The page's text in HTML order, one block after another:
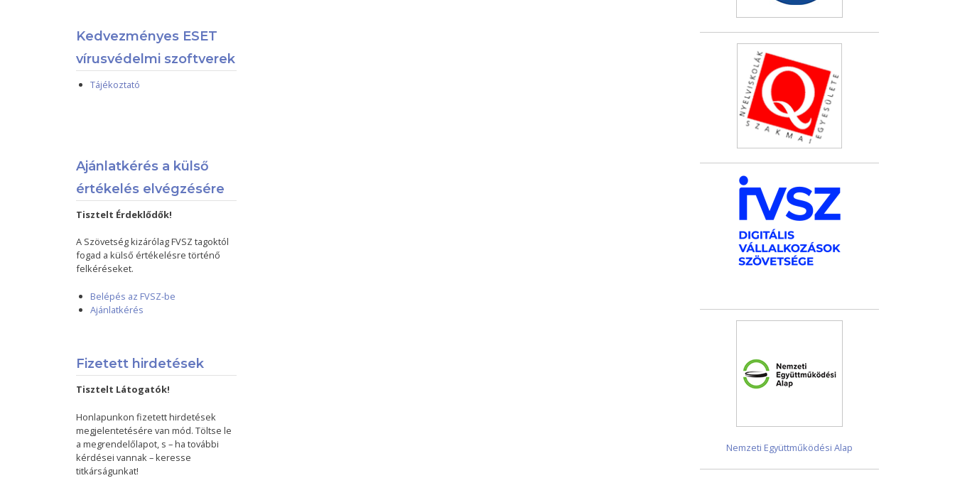
Kedvezményes ESET
vírusvédelmi szoftverek
Tájékoztató
Ajánlatkérés a külső
értékelés elvégzésére
Tisztelt Érdeklődők!
A Szövetség kizárólag FVSZ tagoktól
fogad a külső értékelésre történő
felkéréseket.
Belépés az FVSZ-be
Ajánlatkérés
Fizetett hirdetések
Tisztelt Látogatók!
Honlapunkon fizetett hirdetések
megjelentetésére van mód. Töltse le
a megrendelőlapot, s – ha további
kérdései vannak – keresse
titkárságunkat!
Nemzeti Együttműködési Alap